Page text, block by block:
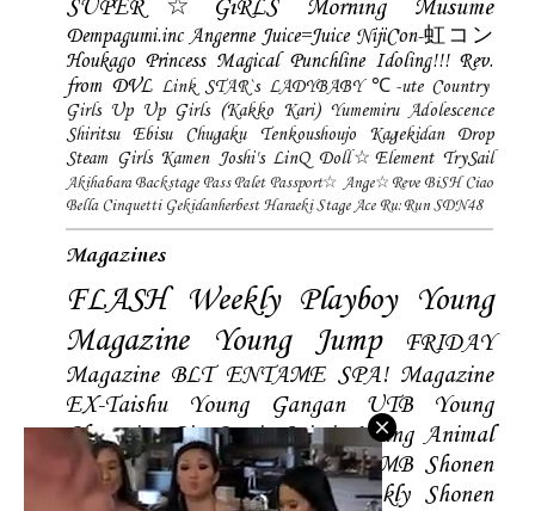
SUPER☆GiRLS
Morning Musume
Dempagumi.inc Angerme Juice=Juice NijiCon-虹コン
Houkago Princess Magical Punchline Idoling!!! Rev.
from DVL Link STAR`s LADYBABY ℃-ute Country
Girls Up Up Girls (Kakko Kari) Yumemiru Adolescence
Shiritsu Ebisu Chugaku
Tenkoushoujo Kagekidan
Drop
Steam Girls Kamen Joshi's LinQ Doll☆Element TrySail
Akihabara Backstage Pass Palet Passport☆ Ange☆Reve BiSH Ciao
Bella Cinquetti Gekidanherbest Haraeki Stage Ace Ru:Run SDN48
Magazines
FLASH Weekly Playboy Young
Magazine
Young Jump
FRIDAY
Magazine BLT ENTAME SPA! Magazine
EX-Taishu
Young Gangan UTB
Young
Champion Big Comic Spirtis Young Animal
Shonen Magazine BUBKA BOMB Shonen
Champion Manga Action Weekly Shonen